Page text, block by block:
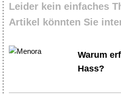
Leider kein einfaches
Artikel könnten Sie
Warum
Hass?